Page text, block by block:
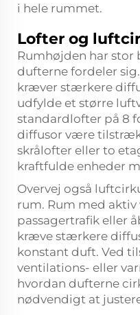
i hele rummet.
Lofter og
Rumhøjden har stor
dufterne fordeler
kræver stærkere
udfylde et større
standardlofter på 8
diffusor være
skrålofter eller to
kraftfulde enheder
Overvej også
rum. Rum med
passagertrafik eller
kræve stærkere
konstant duft. Ved
ventilations- eller
hvordan dufterne
nødvendigt at